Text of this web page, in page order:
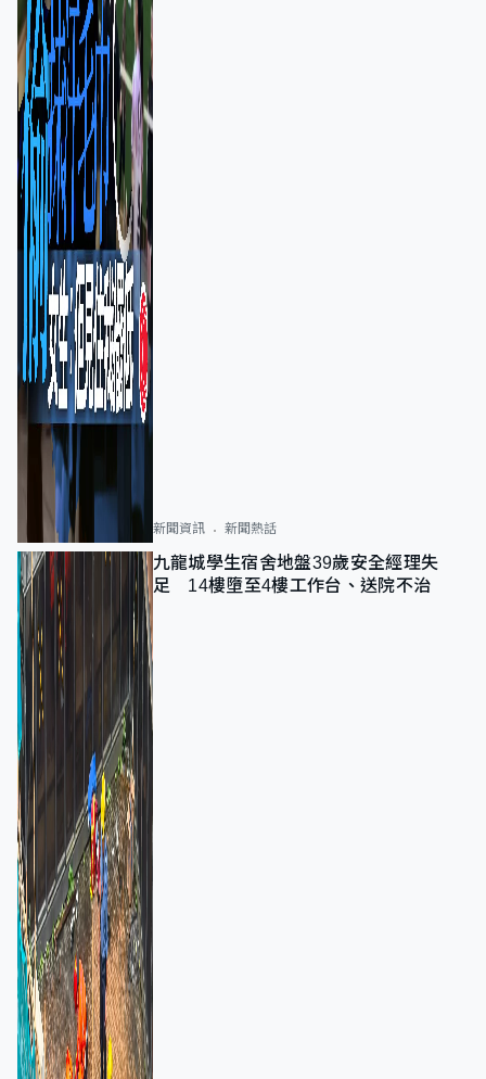
新聞資訊 新聞熱話
九龍城學生宿舍地盤39歲安全經理失
足 14樓墮至4樓工作台、送院不治